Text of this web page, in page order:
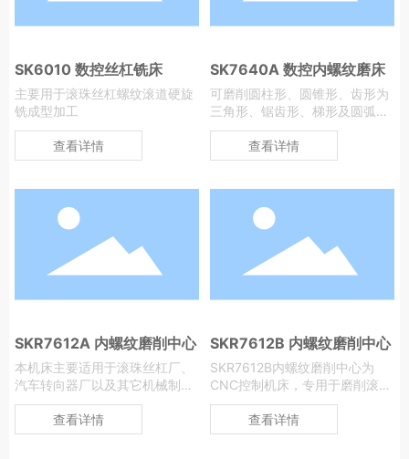
SK6010 数控丝杠铣床
主要用于滚珠丝杠螺纹滚道硬旋
铣成型加工
查看详情
SK7640A 数控内螺纹磨床
可磨削圆柱形、圆锥形、齿形为
三角形、锯齿形、梯形及圆弧形
的内螺纹螺母
查看详情
SKR7612A 内螺纹磨削中心
本机床主要适用于滚珠丝杠厂、
汽车转向器厂以及其它机械制造
行业
查看详情
SKR7612B 内螺纹磨削中心
SKR7612B内螺纹磨削中心为
CNC控制机床，专用于磨削滚珠
丝杠螺母
查看详情